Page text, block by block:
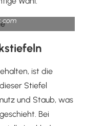
ist die
Stiefel
und Staub, was
Bei